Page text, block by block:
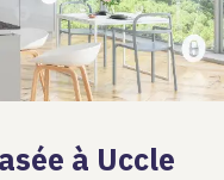
à Uccle